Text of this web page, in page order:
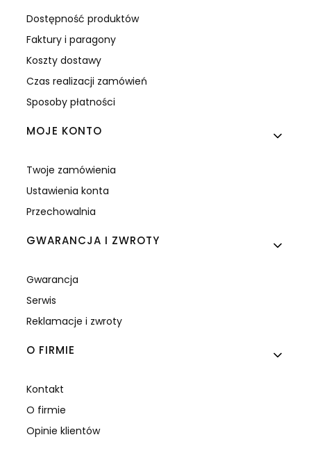
Dostępność produktów
Faktury i paragony
Koszty dostawy
Czas realizacji zamówień
Sposoby płatności
MOJE KONTO
Twoje zamówienia
Ustawienia konta
Przechowalnia
GWARANCJA I ZWROTY
Gwarancja
Serwis
Reklamacje i zwroty
O FIRMIE
Kontakt
O firmie
Opinie klientów